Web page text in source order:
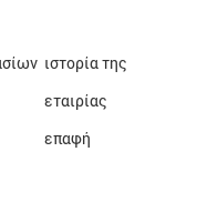
ιστορία της
εταιρίας
επαφή